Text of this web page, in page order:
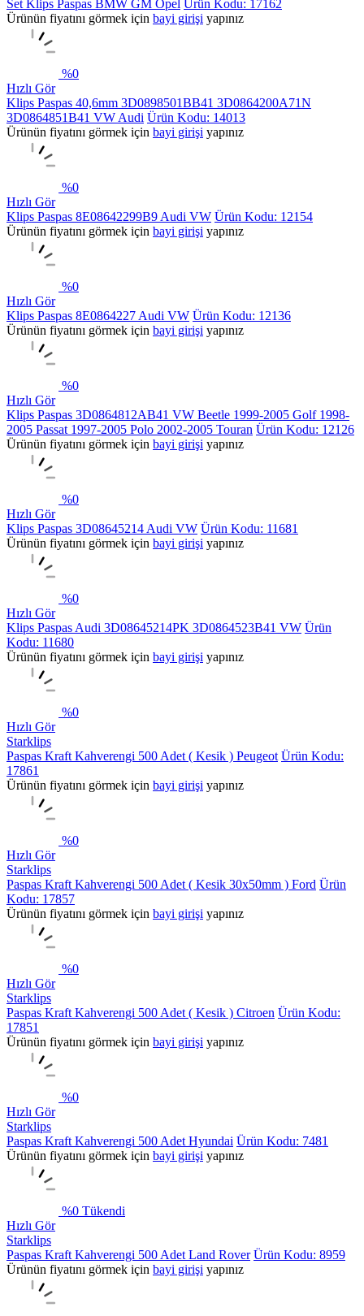
Set Klips Paspas BMW GM Opel Ürün Kodu: 17162
Ürünün fiyatını görmek için bayi girişi yapınız
%0
Hızlı Gör
Klips Paspas 40,6mm 3D0898501BB41 3D0864200A71N
3D0864851B41 VW Audi Ürün Kodu: 14013
Ürünün fiyatını görmek için bayi girişi yapınız
%0
Hızlı Gör
Klips Paspas 8E08642299B9 Audi VW Ürün Kodu: 12154
Ürünün fiyatını görmek için bayi girişi yapınız
%0
Hızlı Gör
Klips Paspas 8E0864227 Audi VW Ürün Kodu: 12136
Ürünün fiyatını görmek için bayi girişi yapınız
%0
Hızlı Gör
Klips Paspas 3D0864812AB41 VW Beetle 1999-2005 Golf 1998-
2005 Passat 1997-2005 Polo 2002-2005 Touran Ürün Kodu: 12126
Ürünün fiyatını görmek için bayi girişi yapınız
%0
Hızlı Gör
Klips Paspas 3D08645214 Audi VW Ürün Kodu: 11681
Ürünün fiyatını görmek için bayi girişi yapınız
%0
Hızlı Gör
Klips Paspas Audi 3D08645214PK 3D0864523B41 VW Ürün
Kodu: 11680
Ürünün fiyatını görmek için bayi girişi yapınız
%0
Hızlı Gör
Starklips
Paspas Kraft Kahverengi 500 Adet ( Kesik ) Peugeot Ürün Kodu:
17861
Ürünün fiyatını görmek için bayi girişi yapınız
%0
Hızlı Gör
Starklips
Paspas Kraft Kahverengi 500 Adet ( Kesik 30x50mm ) Ford Ürün
Kodu: 17857
Ürünün fiyatını görmek için bayi girişi yapınız
%0
Hızlı Gör
Starklips
Paspas Kraft Kahverengi 500 Adet ( Kesik ) Citroen Ürün Kodu:
17851
Ürünün fiyatını görmek için bayi girişi yapınız
%0
Hızlı Gör
Starklips
Paspas Kraft Kahverengi 500 Adet Hyundai Ürün Kodu: 7481
Ürünün fiyatını görmek için bayi girişi yapınız
%0 Tükendi
Hızlı Gör
Starklips
Paspas Kraft Kahverengi 500 Adet Land Rover Ürün Kodu: 8959
Ürünün fiyatını görmek için bayi girişi yapınız